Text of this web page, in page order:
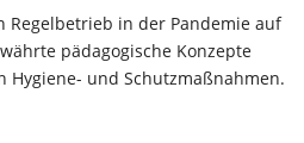
Regelbetrieb in der Pandemie auf
pädagogische Konzepte
und Schutzmaßnahmen.